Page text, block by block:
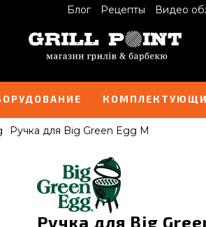
Блог Рецепты Видео
Ручка для Big Green Egg M
Ручка для Big